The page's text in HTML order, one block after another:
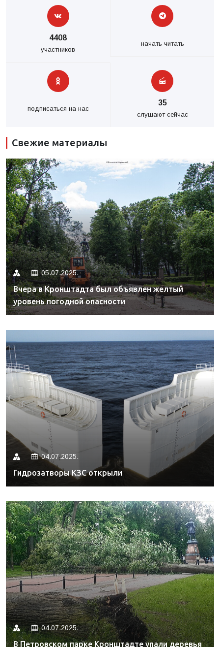
4408
участников
начать читать
подписаться на нас
35
слушают сейчас
Свежие материалы
05.07.2025.
Вчера в Кронштадта был объявлен желтый
уровень погодной опасности
04.07.2025.
Гидрозатворы КЗС открыли
04.07.2025.
В Петровском парке Кронштадте упали деревья